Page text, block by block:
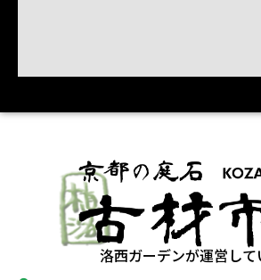
洛西ガーデンが運営して